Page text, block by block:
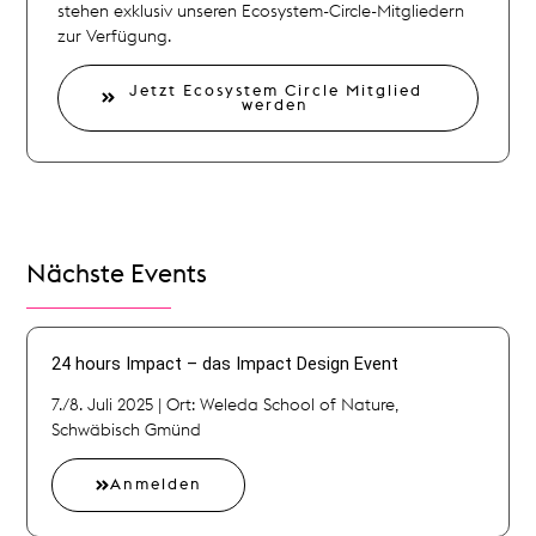
stehen exklusiv unseren Ecosystem-Circle-Mitgliedern
zur Verfügung.
Jetzt Ecosystem Circle Mitglied
werden
Nächste Events
24 hours Impact – das Impact Design Event
7./8. Juli 2025 | Ort: Weleda School of Nature,
Schwäbisch Gmünd
Anmelden